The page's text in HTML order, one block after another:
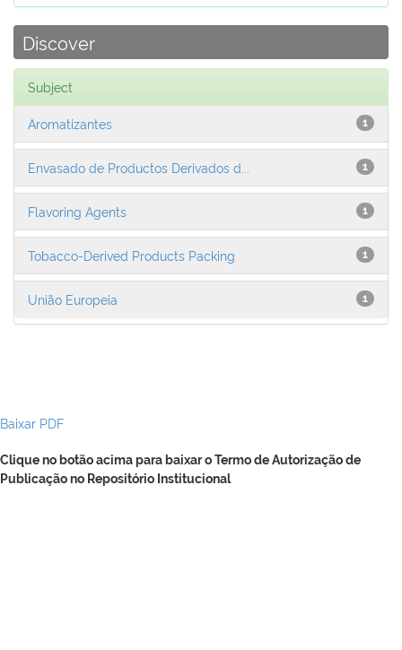
Discover
Subject
1
Aromatizantes
1
Envasado de Productos Derivados d...
1
Flavoring Agents
1
Tobacco-Derived Products Packing
1
União Europeia
Baixar PDF
Clique no botão acima para baixar o Termo de Autorização de
Publicação no Repositório Institucional